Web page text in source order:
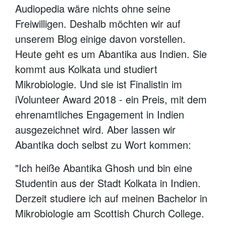
Audiopedia wäre nichts ohne seine
Freiwilligen. Deshalb möchten wir auf
unserem Blog einige davon vorstellen.
Heute geht es um Abantika aus Indien. Sie
kommt aus Kolkata und studiert
Mikrobiologie. Und sie ist Finalistin im
iVolunteer Award 2018 - ein Preis, mit dem
ehrenamtliches Engagement in Indien
ausgezeichnet wird. Aber lassen wir
Abantika doch selbst zu Wort kommen:
"Ich heiße Abantika Ghosh und bin eine
Studentin aus der Stadt Kolkata in Indien.
Derzeit studiere ich auf meinen Bachelor in
Mikrobiologie am Scottish Church College.